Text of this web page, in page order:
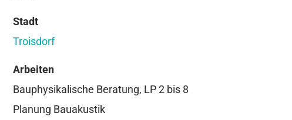
Stadt
Troisdorf
Arbeiten
Bauphysikalische Beratung, LP 2 bis 8
Planung Bauakustik